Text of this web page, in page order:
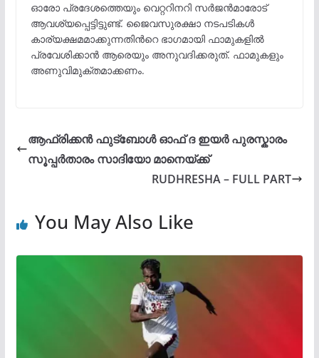
ഓരോ പ്രദേശത്തെയും വെറ്ററിനറി സർജൻമാരോട്
ആവശ്യപ്പെട്ടിട്ടുണ്ട്. ജൈവസുരക്ഷാ നടപടികൾ
കാര്യക്ഷമമാക്കുന്നതിന്‍റെ ഭാഗമായി ഫാമുകളിൽ
പ്രവേശിക്കാൻ ആരെയും അനുവദിക്കരുത്. ഫാമുകളും
അണുവിമുക്തമാക്കണം.
ആഫ്രിക്കൻ ഫുട്ബോൾ ഓഫ് ​ദ ഇയർ പുരസ്കാരം
സൂപ്പർതാരം സാദിയോ മാനെയ്ക്ക്
RUDHRESHA – FULL PART
You May Also Like